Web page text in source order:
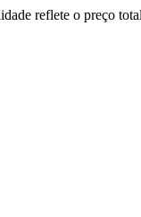
reflete o preço